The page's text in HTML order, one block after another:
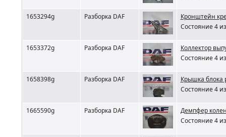
1653294g Разборка DAF
Кронштейн
Состояние 4
1653372g Разборка DAF
Коллектор
Состояние 4
1658398g Разборка DAF
Крышка блока
Состояние 4
1665590g Разборка DAF
Демпфер
Состояние 4